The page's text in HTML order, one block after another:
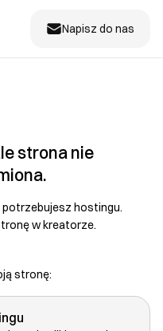
Napisz do nas
strona nie
potrzebujesz hostingu.
w kreatorze.
stronę: